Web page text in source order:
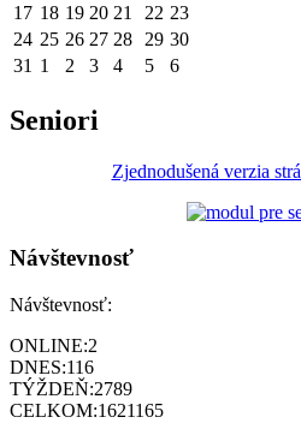
17 18 19 20 21 22 23
24 25 26 27 28 29 30
31 1 2 3 4 5 6
Seniori
Zjednodušená verzia
Návštevnosť
Návštevnosť:
ONLINE:2
DNES:116
TÝŽDEŇ:2789
CELKOM:1621165